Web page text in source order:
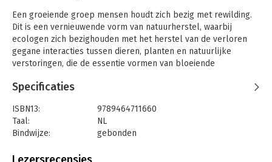
Een groeiende groep mensen houdt zich bezig met rewilding.
Dit is een vernieuwende vorm van natuurherstel, waarbij
ecologen zich bezighouden met het herstel van de verloren
gegane interacties tussen dieren, planten en natuurlijke
verstoringen, die de essentie vormen van bloeiende
wetenschappers op dit gebied, Paul Jepson en Cain Blythe, op
achtergronden, geïllustreerd door prachtige natuurhistorische
beelden, gecombineerd met infographics en
stroomdiagrammen.
Ze beantwoorden tevens vragen over de rol van megafauna bij
Specificaties
ISBN13:
9789464711660
Taal:
NL
Bindwijze:
gebonden
Uitgever: